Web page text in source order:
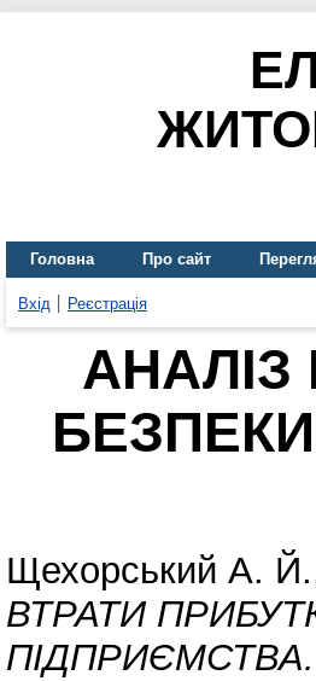
Головна Про сайт
Вхід Реєстрація
АНАЛІЗ
Щехорський А. Й.
ВТРАТИ
ПІДПРИЄМСТВА.